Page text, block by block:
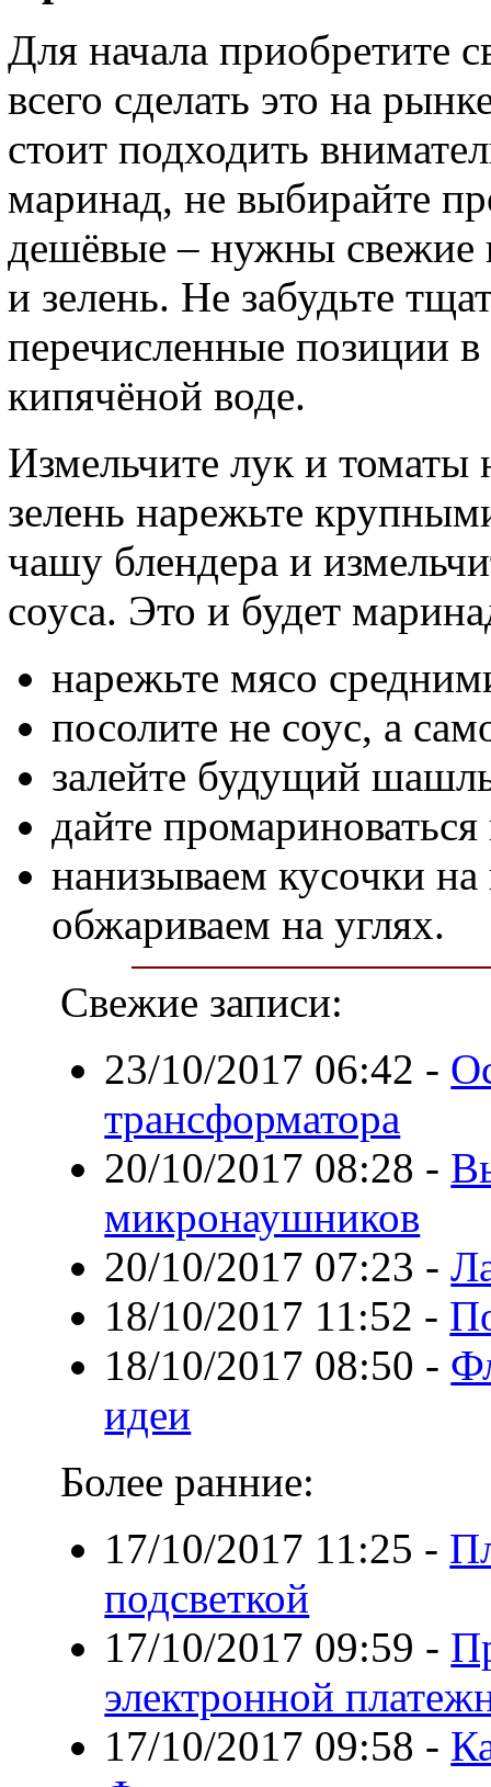
Для начала приобретите
всего сделать это на
стоит подходить
маринад, не выбирайте
дешёвые – нужны свежие
и зелень. Не забудьте
перечисленные позиции
кипячёной воде.
Измельчите лук и томаты
зелень нарежьте
чашу блендера и
соуса. Это и будет
нарежьте мясо
посолите не соус, а
залейте будущий
дайте
нанизываем кусочки
обжариваем на углях.
Свежие записи:
23/10/2017 06:42 -
трансформатора
20/10/2017 08:28 -
микронаушников
20/10/2017 07:23 -
18/10/2017 11:52 -
18/10/2017 08:50 -
идеи
Более ранние:
17/10/2017 11:25 -
подсветкой
17/10/2017 09:59 -
электронной
17/10/2017 09:58 -